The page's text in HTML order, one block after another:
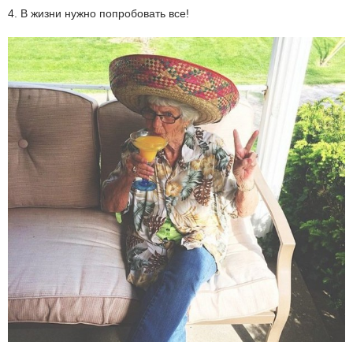
4. В жизни нужно попробовать все!